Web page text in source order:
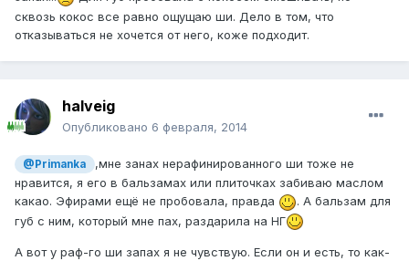
сквозь кокос все равно ощущаю ши. Дело в том, что
отказываться не хочется от него, коже подходит.
halveig
Опубликовано 6 февраля, 2014
@Primanka
,мне занах нерафинированного ши тоже не
нравится, я его в бальзамах или плиточках забиваю маслом
какао. Эфирами ещё не пробовала, правда
. А бальзам для
губ с ним, который мне пах, раздарила на НГ
А вот у раф-го ши запах я не чувствую. Если он и есть, то как-